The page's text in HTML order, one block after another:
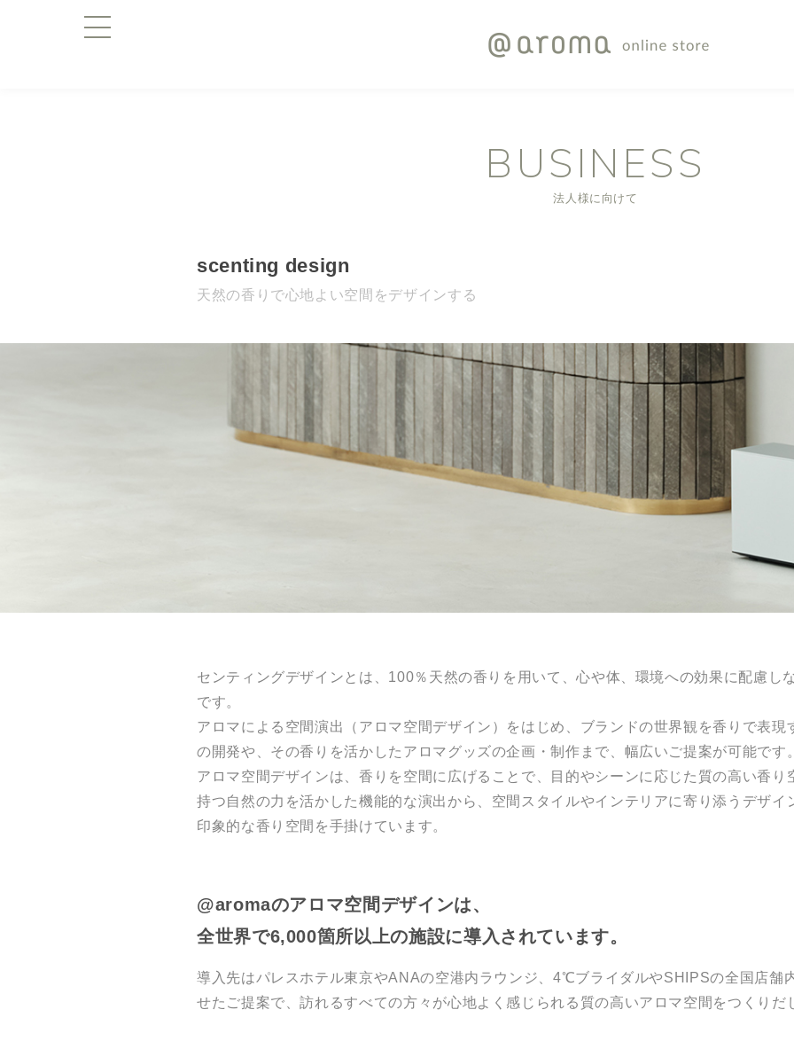
BUSINESS
法人様に向けて
scenting design
天然の香りで心地よい空間をデザインする
センティングデザインとは、100％天然の香りを用いて、心や体、環境への効果に配慮し
です。
アロマによる空間演出（アロマ空間デザイン）をはじめ、ブランドの世界観を香りで表現
の開発や、その香りを活かしたアロマグッズの企画・制作まで、幅広いご提案が可能です。
アロマ空間デザインは、香りを空間に広げることで、目的やシーンに応じた質の高い香り
持つ自然の力を活かした機能的な演出から、空間スタイルやインテリアに寄り添うデザイ
印象的な香り空間を手掛けています。
@aromaのアロマ空間デザインは、
全世界で6,000箇所以上の施設に導入されています。
導入先はパレスホテル東京やANAの空港内ラウンジ、4℃ブライダルやSHIPSの全国店舗
せたご提案で、訪れるすべての方々が心地よく感じられる質の高いアロマ空間をつくりだ